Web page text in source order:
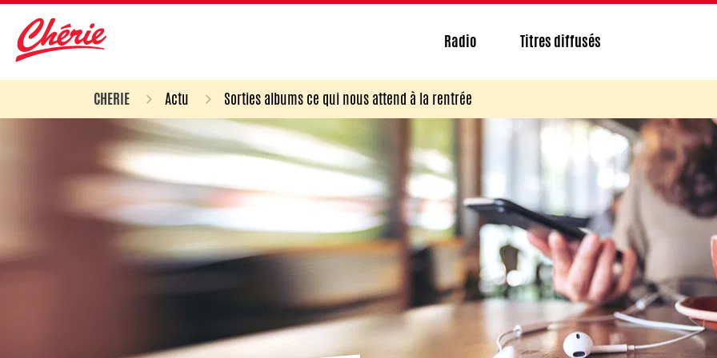
Radio Titres diffusés
CHERIE Actu Sorties albums ce qui nous attend à la rentrée